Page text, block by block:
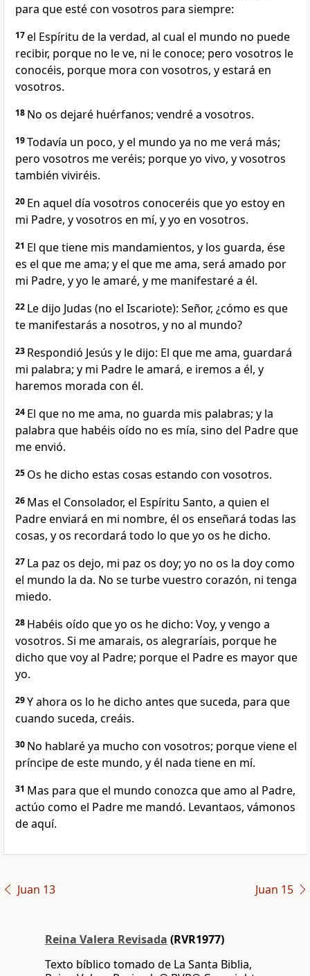
para que esté con vosotros para siempre:
17el Espíritu de la verdad, al cual el mundo no puede
recibir, porque no le ve, ni le conoce; pero vosotros le
conocéis, porque mora con vosotros, y estará en
vosotros.
18 No os dejaré huérfanos; vendré a vosotros.
19Todavía un poco, y el mundo ya no me verá más;
pero vosotros me veréis; porque yo vivo, y vosotros
también viviréis.
20 En aquel día vosotros conoceréis que yo estoy en
mi Padre, y vosotros en mí, y yo en vosotros.
21 El que tiene mis mandamientos, y los guarda, ése
es el que me ama; y el que me ama, será amado por
mi Padre, y yo le amaré, y me manifestaré a él.
22 Le dijo Judas (no el Iscariote): Señor, ¿cómo es que
te manifestarás a nosotros, y no al mundo?
23 Respondió Jesús y le dijo: El que me ama, guardará
mi palabra; y mi Padre le amará, e iremos a él, y
haremos morada con él.
24 El que no me ama, no guarda mis palabras; y la
palabra que habéis oído no es mía, sino del Padre que
me envió.
25 Os he dicho estas cosas estando con vosotros.
26 Mas el Consolador, el Espíritu Santo, a quien el
Padre enviará en mi nombre, él os enseñará todas las
cosas, y os recordará todo lo que yo os he dicho.
27 La paz os dejo, mi paz os doy; yo no os la doy como
el mundo la da. No se turbe vuestro corazón, ni tenga
miedo.
28 Habéis oído que yo os he dicho: Voy, y vengo a
vosotros. Si me amarais, os alegraríais, porque he
dicho que voy al Padre; porque el Padre es mayor que
yo.
29Y ahora os lo he dicho antes que suceda, para que
cuando suceda, creáis.
30 No hablaré ya mucho con vosotros; porque viene el
príncipe de este mundo, y él nada tiene en mí.
31 Mas para que el mundo conozca que amo al Padre,
actúo como el Padre me mandó. Levantaos, vámonos
de aquí.
Juan 13 Juan 15
Reina Valera Revisada (RVR1977)
Texto bíblico tomado de La Santa Biblia,